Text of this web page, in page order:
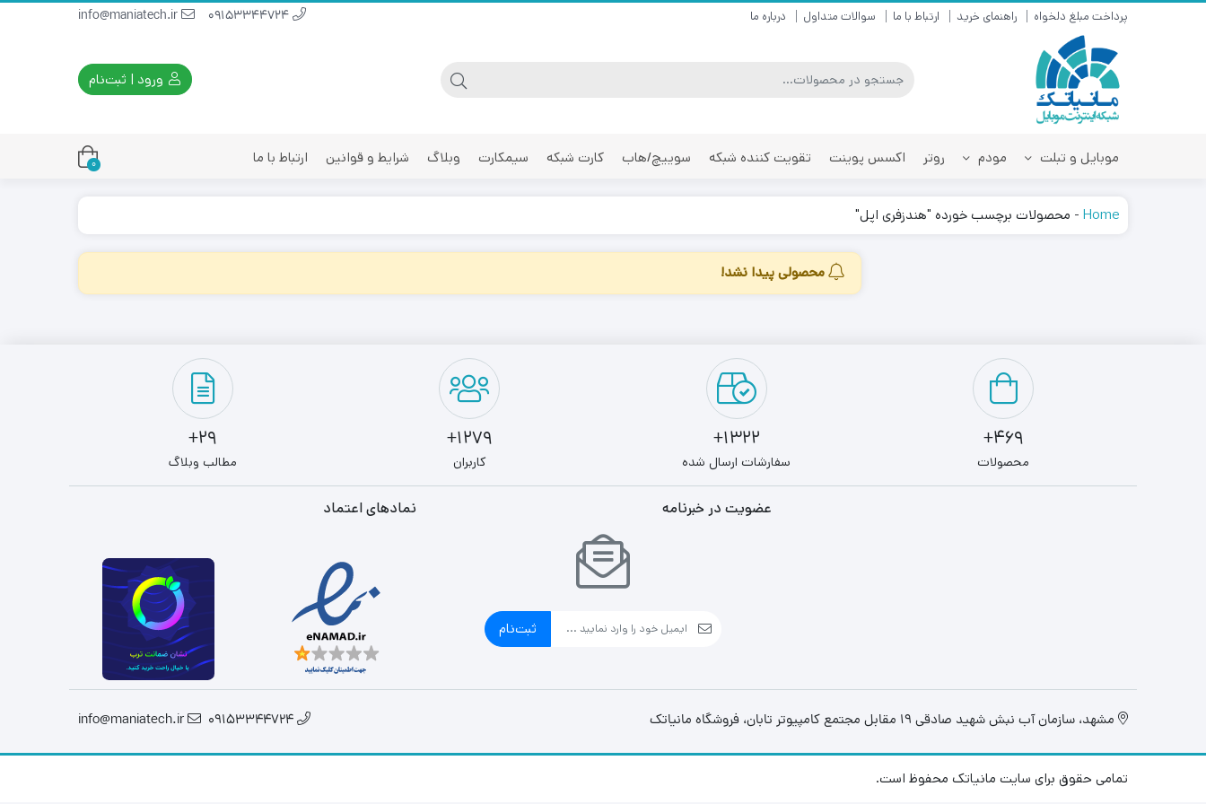
پرداخت مبلغ دلخواه راهنمای خرید ارتباط با ما سوالات متداول درباره ما
ورود | ثبت‌نام
موبایل و تبلت مودم روتر اکسس پوینت تقویت کننده شبکه سوییچ/هاب کارت شبکه سیمکارت وبلاگ شرایط و قوانین ارتباط با ما 0
Home
- محصولات برچسب خورده "هندزفری اپل"
محصولی پیدا نشد!
469+
محصولات
1322+
سفارشات ارسال شده
1279+
کاربران
29+
مطالب وبلاگ
عضویت در خبرنامه
ثبت‌نام
نمادهای اعتماد
مشهد، سازمان آب نبش شهید صادقی 19 مقابل مجتمع کامپیوتر تابان، فروشگاه مانیاتک 09153344724
info@maniatech.ir
تمامی حقوق برای سایت مانیاتک محفوظ است.